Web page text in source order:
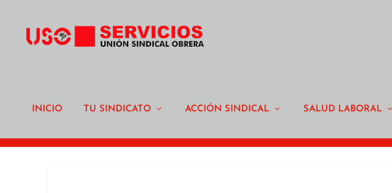
INICIO TU SINDICATO ACCIÓN SINDICAL SALUD LABORAL